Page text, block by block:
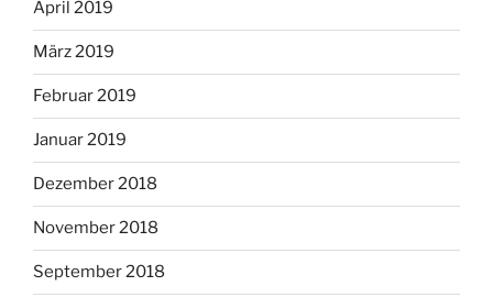
April 2019
März 2019
Februar 2019
Januar 2019
Dezember 2018
November 2018
September 2018